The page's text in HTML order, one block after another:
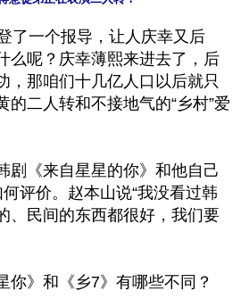
了一个报导，让人庆幸又后
么呢？庆幸薄熙来进去了，后
，那咱们十几亿人口以后就只
的二人转和不接地气的“乡村”爱
剧《来自星星的你》和他自己
评价。赵本山说“我没看过韩
、民间的东西都很好，我们要
你》和《乡7》有哪些不同？